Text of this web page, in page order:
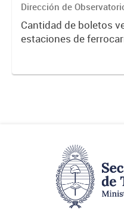
Dirección de
Transporte
Cantidad de boletos
estaciones de
Fuente: Sig